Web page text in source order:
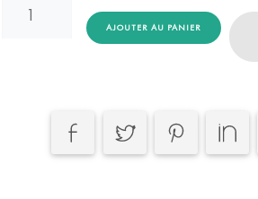
Amphibiens
AJOUTER AU PANIER